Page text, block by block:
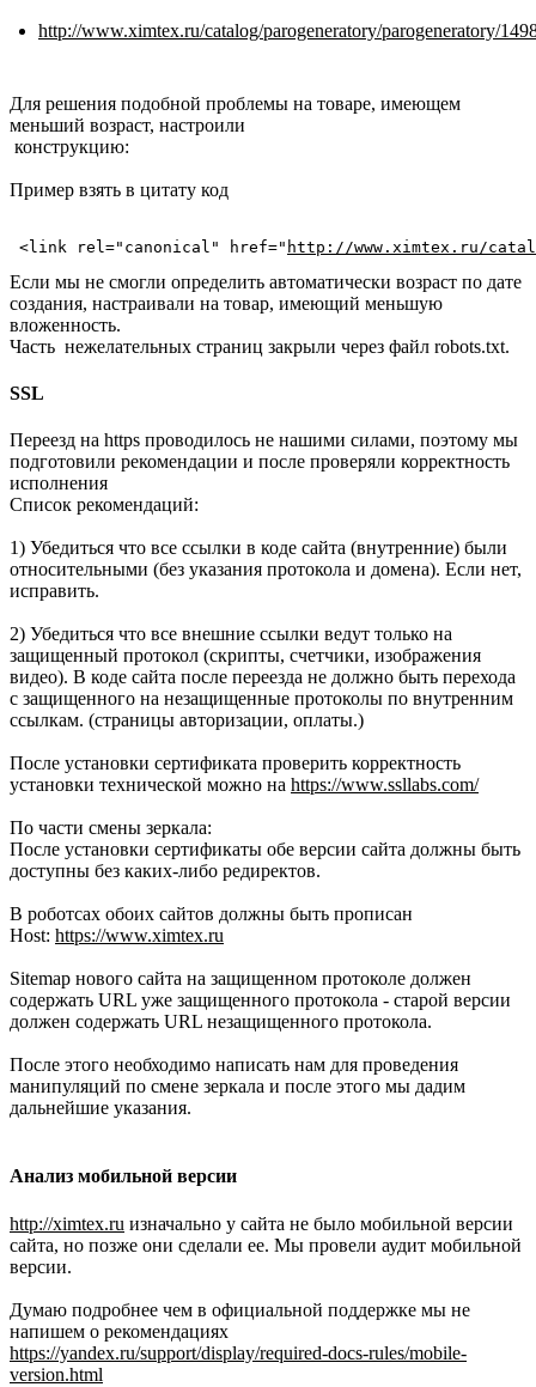
http://www.ximtex.ru/catalog/parogeneratory/parogeneratory/
Для решения подобной проблемы на товаре, имеющем
меньший возраст, настроили
конструкцию:
Пример взять в цитату код
<link rel="canonical" href=" http://www.ximtex.ru/
Если мы не смогли определить автоматически возраст по дате
создания, настраивали на товар, имеющий меньшую
вложенность.
Часть нежелательных страниц закрыли через файл robots.txt.
SSL
Переезд на https проводилось не нашими силами, поэтому мы
подготовили рекомендации и после проверяли корректность
исполнения
Список рекомендаций:
1) Убедиться что все ссылки в коде сайта (внутренние) были
относительными (без указания протокола и домена). Если нет,
исправить.
2) Убедиться что все внешние ссылки ведут только на
защищенный протокол (скрипты, счетчики, изображения
видео). В коде сайта после переезда не должно быть перехода
с защищенного на незащищенные протоколы по внутренним
ссылкам. (страницы авторизации, оплаты.)
После установки сертификата проверить корректность
установки технической можно на https://www.ssllabs.com/
По части смены зеркала:
После установки сертификаты обе версии сайта должны быть
доступны без каких-либо редиректов.
В роботсах обоих сайтов должны быть прописан
Host: https://www.ximtex.ru
Sitemap нового сайта на защищенном протоколе должен
содержать URL уже защищенного протокола - старой версии
должен содержать URL незащищенного протокола.
После этого необходимо написать нам для проведения
манипуляций по смене зеркала и после этого мы дадим
дальнейшие указания.
Анализ мобильной версии
http://ximtex.ru изначально у сайта не было мобильной версии
сайта, но позже они сделали ее. Мы провели аудит мобильной
версии.
Думаю подробнее чем в официальной поддержке мы не
напишем о рекомендациях
https://yandex.ru/support/display/required-docs-rules/mobile-
version.html